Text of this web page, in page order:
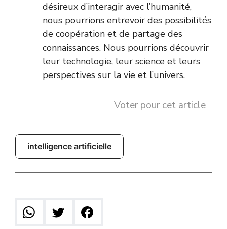
désireux d’interagir avec l’humanité,
nous pourrions entrevoir des possibilités
de coopération et de partage des
connaissances. Nous pourrions découvrir
leur technologie, leur science et leurs
perspectives sur la vie et l’univers.
Voter pour cet article
intelligence artificielle